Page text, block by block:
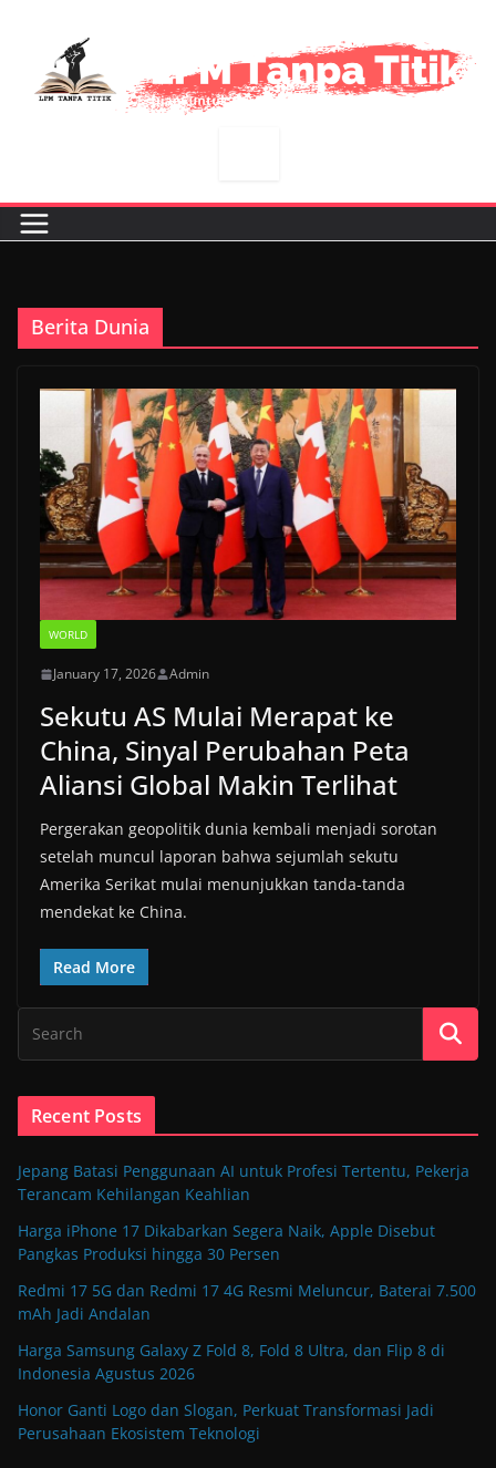
content
Berita Dunia
WORLD
January 17, 2026 Admin
Sekutu AS Mulai Merapat ke
China, Sinyal Perubahan Peta
Aliansi Global Makin Terlihat
Pergerakan geopolitik dunia kembali menjadi sorotan
setelah muncul laporan bahwa sejumlah sekutu
Amerika Serikat mulai menunjukkan tanda-tanda
mendekat ke China.
Read More
Recent Posts
Jepang Batasi Penggunaan AI untuk Profesi Tertentu, Pekerja
Terancam Kehilangan Keahlian
Harga iPhone 17 Dikabarkan Segera Naik, Apple Disebut
Pangkas Produksi hingga 30 Persen
Redmi 17 5G dan Redmi 17 4G Resmi Meluncur, Baterai 7.500
mAh Jadi Andalan
Harga Samsung Galaxy Z Fold 8, Fold 8 Ultra, dan Flip 8 di
Indonesia Agustus 2026
Honor Ganti Logo dan Slogan, Perkuat Transformasi Jadi
Perusahaan Ekosistem Teknologi